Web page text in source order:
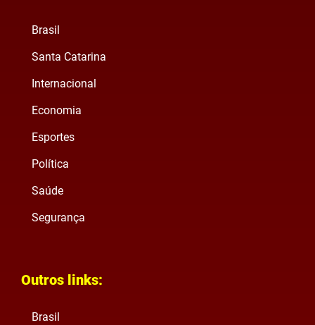
Brasil
Santa Catarina
Internacional
Economia
Esportes
Política
Saúde
Segurança
Outros links:
Brasil